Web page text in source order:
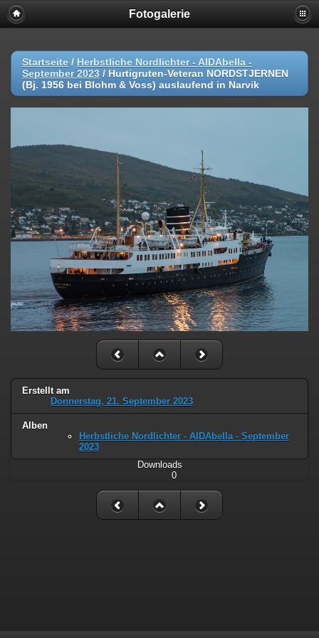
Fotogalerie
Startseite / Herbstliche Nordlichter - AIDAbella -
September 2023 / Hurtigruten-Veteran NORDSTJERNEN
(Bj. 1956 bei Blohm & Voss) auslaufend in Narvik
Erstellt am
Donnerstag, 21. September 2023
Alben
Herbstliche Nordlichter - AIDAbella - September
2023
Downloads
0